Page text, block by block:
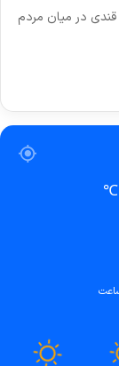
در میان مردم
℃